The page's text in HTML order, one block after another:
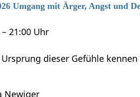
Umgang mit Ärger, Angst und
21:00 Uhr
dieser Gefühle
Newiger